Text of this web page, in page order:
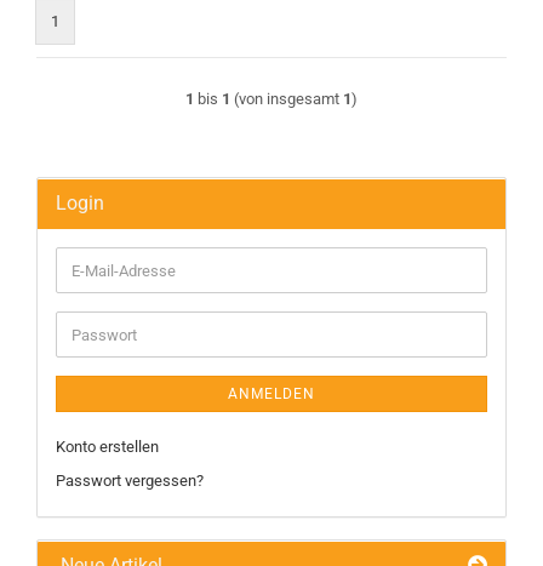
1
1 bis 1 (von insgesamt 1)
Login
E-
Mail-
Adresse
Passwort
ANMELDEN
Konto erstellen
Passwort vergessen?